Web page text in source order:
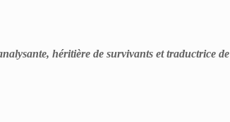
héritière de survivants et traductrice de